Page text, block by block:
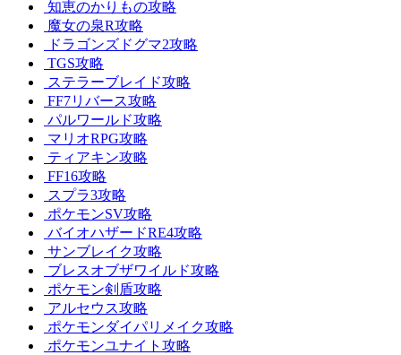
知恵のかりもの攻略
魔女の泉R攻略
ドラゴンズドグマ2攻略
TGS攻略
ステラーブレイド攻略
FF7リバース攻略
パルワールド攻略
マリオRPG攻略
ティアキン攻略
FF16攻略
スプラ3攻略
ポケモンSV攻略
バイオハザードRE4攻略
サンブレイク攻略
ブレスオブザワイルド攻略
ポケモン剣盾攻略
アルセウス攻略
ポケモンダイパリメイク攻略
ポケモンユナイト攻略